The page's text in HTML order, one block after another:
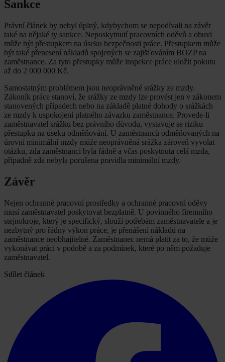
Sankce
Právní článek by nebyl úplný, kdybychom se nepodívali na závěr
také na nějaké ty sankce. Neposkytnutí pracovních oděvů a obuvi
může být přestupkem na úseku bezpečnosti práce. Přestupkem může
být také přenesení nákladů spojených se zajišťováním BOZP na
zaměstnance. Za tyto přestupky může inspekce práce uložit pokutu
až do 2 000 000 Kč.
Samostatným problémem jsou neoprávněné srážky ze mzdy.
Zákoník práce stanoví, že srážky ze mzdy lze provést jen v zákonem
stanovených případech nebo na základě platné dohody o srážkách
ze mzdy k uspokojení platného závazku zaměstnance. Provede-li
zaměstnavatel srážku bez právního důvodu, vystavuje se riziku
přestupku na úseku odměňování. U zaměstnanců odměňovaných na
úrovni minimální mzdy může neoprávněná srážka zároveň vyvolat
otázku, zda zaměstnanci byla řádně a včas poskytnuta celá mzda,
případně zda nebyla porušena pravidla minimální mzdy.
Závěr
Nejen ochranné pracovní prostředky a ochranné pracovní oděvy
musí zaměstnavatel poskytovat bezplatně. U povinného firemního
stejnokroje, který je specifický, slouží potřebám zaměstnavatele a je
nezbytný pro řádný výkon práce, je přenášení nákladů na
zaměstnance neobhajitelné. Zaměstnanec nemá platit za to, že může
vykonávat práci v podobě a za podmínek, které po něm požaduje
zaměstnavatel.
Sdílet článek